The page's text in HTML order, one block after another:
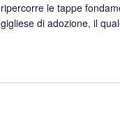
ripercorre le tappe
gigliese di adozione, il